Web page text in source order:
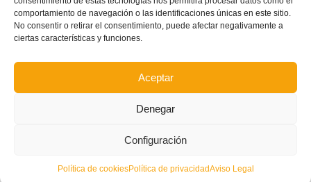
comportamiento de navegación o las identificaciones únicas en este sitio.
No consentir o retirar el consentimiento, puede afectar negativamente a
ciertas características y funciones.
Aceptar
Denegar
Configuración
Política de cookiesPolítica de privacidadAviso Legal
POSTS RECIENTES
Comunitat para la temporada 2026/2027
Circular nº. 7 – IV Supercopa Comunitat FFCV Futsal